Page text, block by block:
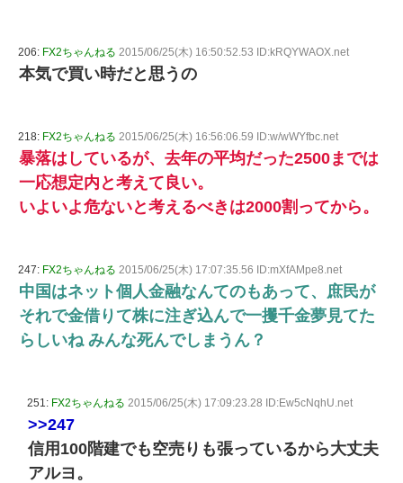
206: FX2ちゃんねる 2015/06/25(木) 16:50:52.53 ID:kRQYWAOX.net
本気で買い時だと思うの
218: FX2ちゃんねる 2015/06/25(木) 16:56:06.59 ID:w/wWYfbc.net
暴落はしているが、去年の平均だった2500までは
一応想定内と考えて良い。
いよいよ危ないと考えるべきは2000割ってから。
247: FX2ちゃんねる 2015/06/25(木) 17:07:35.56 ID:mXfAMpe8.net
中国はネット個人金融なんてのもあって、庶民が
それで金借りて株に注ぎ込んで一攫千金夢見てた
らしいね みんな死んでしまうん？
251: FX2ちゃんねる 2015/06/25(木) 17:09:23.28 ID:Ew5cNqhU.net
>>247
信用100階建でも空売りも張っているから大丈夫
アルヨ。